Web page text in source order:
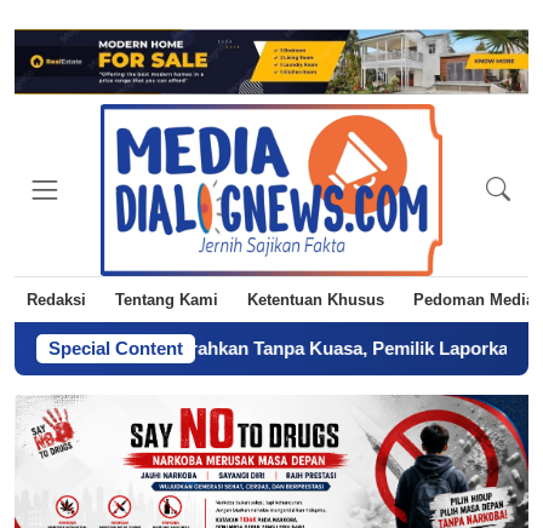
Redaksi Tentang Kami Ketentuan Khusus Pedoman Media
Special Content
Diserahkan Tanpa Kuasa, Pemilik Laporkan BPN